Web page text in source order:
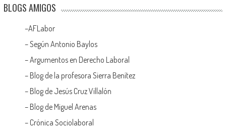
BLOGS AMIGOS
–AFLabor
– Según Antonio Baylos
–Argumentos en Derecho Laboral
– Blog de la profesora Sierra Benítez
– Blog de Jesús Cruz Villalón
– Blog de Miguel Arenas
– Crónica Sociolaboral